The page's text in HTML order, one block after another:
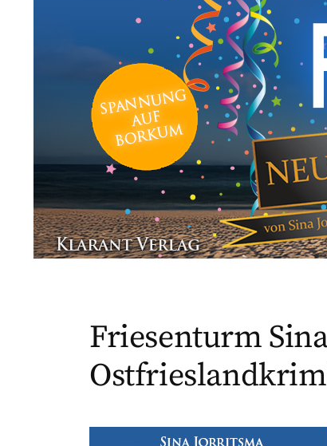
Friesenturm